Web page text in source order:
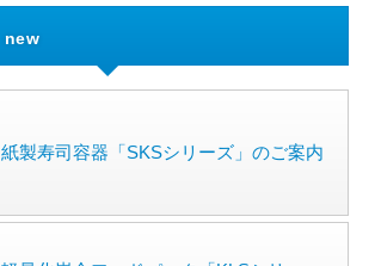
new
紙製寿司容器「SKSシリーズ」のご案内